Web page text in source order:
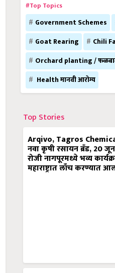
#Top Topics
Government Schemes
Goat Rearing
Chili
Orchard planting /
Health मानवी आरोग्य
Top Stories
Arqivo, Tagros
नवा कृषी रसायन ब्रँड, 20
रोजी नागपूरमध्ये भव्य
महाराष्ट्रात लाँच करण्यात